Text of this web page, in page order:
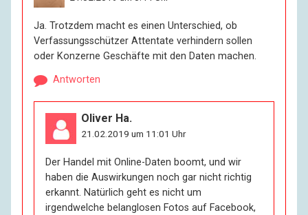
Ja. Trotzdem macht es einen Unterschied, ob
Verfassungsschützer Attentate verhindern sollen
oder Konzerne Geschäfte mit den Daten machen.
Antworten
Oliver Ha.
21.02.2019 um 11:01 Uhr
Der Handel mit Online-Daten boomt, und wir
haben die Auswirkungen noch gar nicht richtig
erkannt. Natürlich geht es nicht um
irgendwelche belanglosen Fotos auf Facebook,